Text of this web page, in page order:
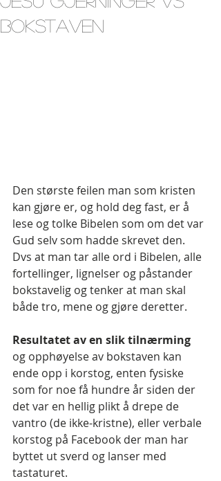
bokstaven
Den største feilen man som kristen
kan gjøre er, og hold deg fast, er å
lese og tolke Bibelen som om det var
Gud selv som hadde skrevet den.
Dvs at man tar alle ord i Bibelen, alle
fortellinger, lignelser og påstander
bokstavelig og tenker at man skal
både tro, mene og gjøre deretter.
Resultatet av en slik tilnærming
og opphøyelse av bokstaven kan
ende opp i korstog, enten fysiske
som for noe få hundre år siden der
det var en hellig plikt å drepe de
vantro (de ikke-kristne), eller verbale
korstog på Facebook der man har
byttet ut sverd og lanser med
tastaturet.